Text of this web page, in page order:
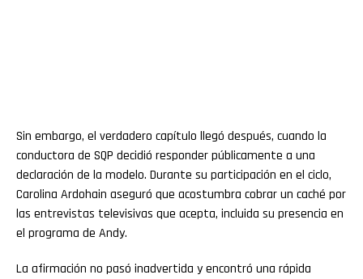
Sin embargo, el verdadero capítulo llegó después, cuando la
conductora de SQP decidió responder públicamente a una
declaración de la modelo. Durante su participación en el ciclo,
Carolina Ardohain aseguró que acostumbra cobrar un caché por
las entrevistas televisivas que acepta, incluida su presencia en
el programa de Andy.
La afirmación no pasó inadvertida y encontró una rápida